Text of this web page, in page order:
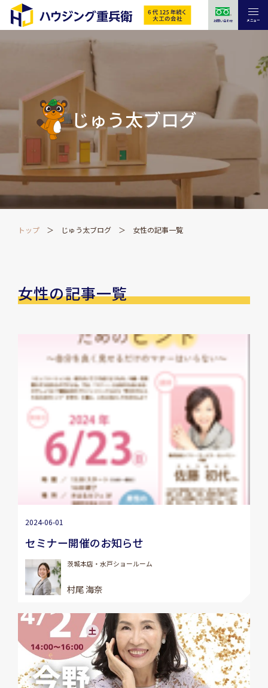
お問い合わせ メニュー
じゅう太ブログ
トップ じゅう太ブログ 女性の記事一覧
女性の記事一覧
2024-06-01
セミナー開催のお知らせ
茨城本店・水戸ショールーム
村尾 海奈